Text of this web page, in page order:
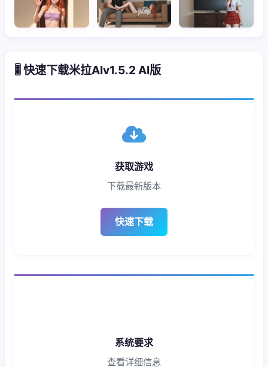
🎚️ 快速下载米拉AIv1.5.2 AI版
获取游戏
下载最新版本
快速下载
系统要求
查看详细信息